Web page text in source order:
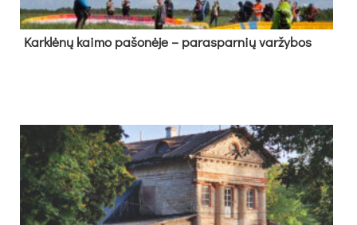
Kark­lė­nų kai­mo pa­šo­nė­je – pa­ras­par­nių var­žy­bos